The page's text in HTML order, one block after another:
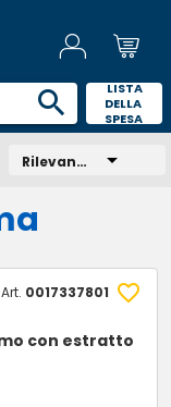
LISTA
DELLA
SPESA
Rilevanza
0017337801
con estratto